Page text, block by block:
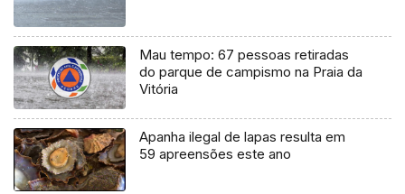
Mau tempo: 67 pessoas retiradas
do parque de campismo na Praia da
Vitória
Apanha ilegal de lapas resulta em
59 apreensões este ano